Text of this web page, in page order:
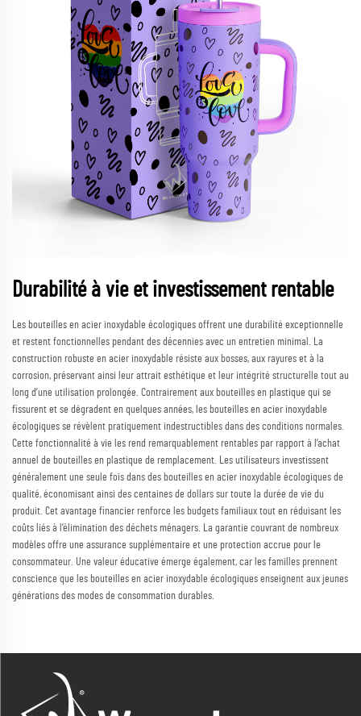
Durabilité à vie et investissement rentable
Les bouteilles en acier inoxydable écologiques offrent une durabilité exceptionnelle
et restent fonctionnelles pendant des décennies avec un entretien minimal. La
construction robuste en acier inoxydable résiste aux bosses, aux rayures et à la
corrosion, préservant ainsi leur attrait esthétique et leur intégrité structurelle tout au
long d’une utilisation prolongée. Contrairement aux bouteilles en plastique qui se
fissurent et se dégradent en quelques années, les bouteilles en acier inoxydable
écologiques se révèlent pratiquement indestructibles dans des conditions normales.
Cette fonctionnalité à vie les rend remarquablement rentables par rapport à l’achat
annuel de bouteilles en plastique de remplacement. Les utilisateurs investissent
généralement une seule fois dans des bouteilles en acier inoxydable écologiques de
qualité, économisant ainsi des centaines de dollars sur toute la durée de vie du
produit. Cet avantage financier renforce les budgets familiaux tout en réduisant les
coûts liés à l’élimination des déchets ménagers. La garantie couvrant de nombreux
modèles offre une assurance supplémentaire et une protection accrue pour le
consommateur. Une valeur éducative émerge également, car les familles prennent
conscience que les bouteilles en acier inoxydable écologiques enseignent aux jeunes
générations des modes de consommation durables.